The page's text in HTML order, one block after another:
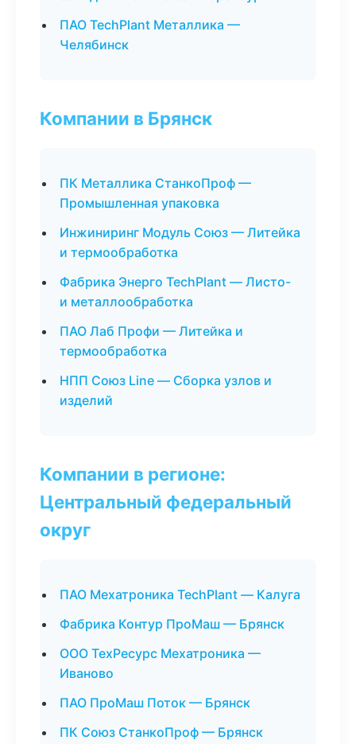
ПАО TechPlant Металлика —
Челябинск
Компании в Брянск
ПК Металлика СтанкоПроф —
Промышленная упаковка
Инжиниринг Модуль Союз — Литейка
и термообработка
Фабрика Энерго TechPlant — Листо-
и металлообработка
ПАО Лаб Профи — Литейка и
термообработка
НПП Союз Line — Сборка узлов и
изделий
Компании в регионе:
Центральный федеральный
округ
ПАО Мехатроника TechPlant — Калуга
Фабрика Контур ПроМаш — Брянск
ООО ТехРесурс Мехатроника —
Иваново
ПАО ПроМаш Поток — Брянск
ПК Союз СтанкоПроф — Брянск